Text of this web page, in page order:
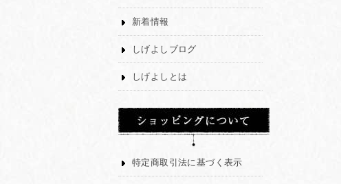
新着情報
しげよしブログ
しげよしとは
特定商取引法に基づく表示